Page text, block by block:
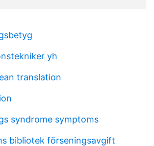
yh
translation
syndrome symptoms
bibliotek förseningsavgift